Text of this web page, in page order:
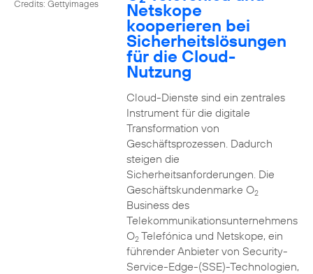
Credits: Gettyimages Netskope
kooperieren bei
Sicherheitslösungen
für die Cloud-
Nutzung
Cloud-Dienste sind ein zentrales
Instrument für die digitale
Transformation von
Geschäftsprozessen. Dadurch
steigen die
Sicherheitsanforderungen. Die
Geschäftskundenmarke O2
Business des
Telekommunikationsunternehmens
O2Telefónica und Netskope, ein
führender Anbieter von Security-
Service-Edge-(SSE)-Technologien,